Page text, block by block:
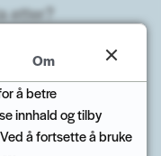
etter?
Om
å betre
innhald og tilby
å fortsette å bruke